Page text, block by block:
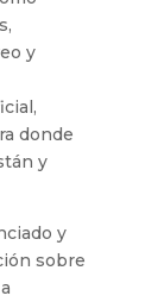
y
donde
y
y
sobre